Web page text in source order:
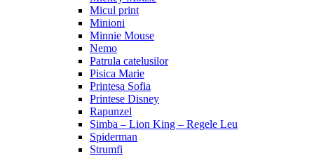
Micul print
Minioni
Minnie Mouse
Nemo
Patrula catelusilor
Pisica Marie
Printesa Sofia
Printese Disney
Rapunzel
Simba – Lion King – Regele Leu
Spiderman
Strumfi